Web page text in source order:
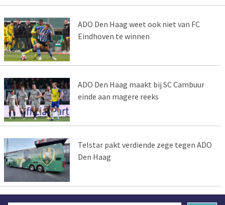
ADO Den Haag weet ook niet van FC
Eindhoven te winnen
ADO Den Haag maakt bij SC Cambuur
einde aan magere reeks
Telstar pakt verdiende zege tegen ADO
Den Haag